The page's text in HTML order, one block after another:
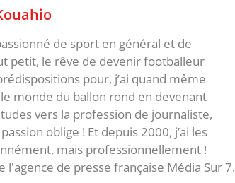
de sport en général et de
petit, le rêve de devenir footballeur
pour, j’ai quand même
monde du ballon rond en devenant
vers la profession de journaliste,
oblige ! Et depuis 2000, j’ai les
mais professionnellement !
de presse française Média Sur 7.